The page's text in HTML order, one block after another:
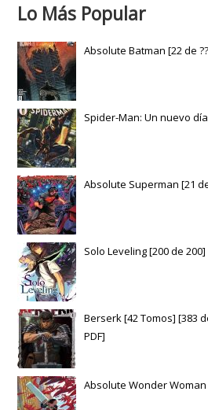
Lo Más Popular
Absolute Batman [22 de
Spider-Man: Un nuevo
Absolute Superman [21
Solo Leveling [200 de 200]
Berserk [42 Tomos] [383
PDF]
Absolute Wonder